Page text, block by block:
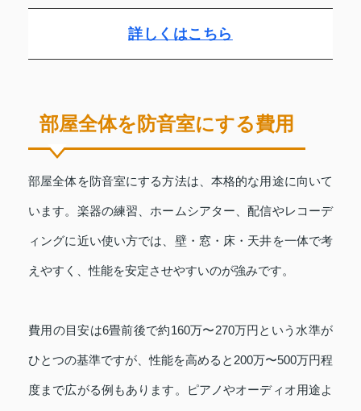
詳しくはこちら
部屋全体を防音室にする費用
部屋全体を防音室にする方法は、本格的な用途に向いて
います。楽器の練習、ホームシアター、配信やレコーデ
ィングに近い使い方では、壁・窓・床・天井を一体で考
えやすく、性能を安定させやすいのが強みです。
費用の目安は6畳前後で約160万〜270万円という水準が
ひとつの基準ですが、性能を高めると200万〜500万円程
度まで広がる例もあります。ピアノやオーディオ用途よ